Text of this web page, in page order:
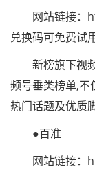
网站链接：
兑换码可免费试用
新榜旗下视频
频号垂类榜单,不
热门话题及优质
●百准
网站链接：